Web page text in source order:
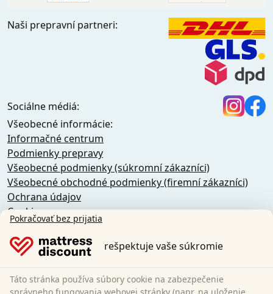
Naši prepravní partneri:
Sociálne médiá:
Všeobecné informácie:
Informačné centrum
Podmienky prepravy
Všeobecné podmienky (súkromní zákazníci)
Všeobecné obchodné podmienky (firemní zákazníci)
Ochrana údajov
Cookies
Zásady zrušenia
Odtlačok
Odstúpiť od zmluvy
Sleezzz GmbH
Pokračovať bez prijatia
rešpektuje vaše súkromie
Táto stránka používa súbory cookie na zabezpečenie